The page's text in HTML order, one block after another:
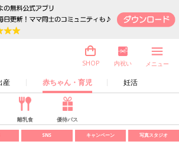
産 赤ちゃん・育児 妊活
SHOP 内祝い メニュー
離乳食 優待パス
SNS キャンペーン 写真スタジオ